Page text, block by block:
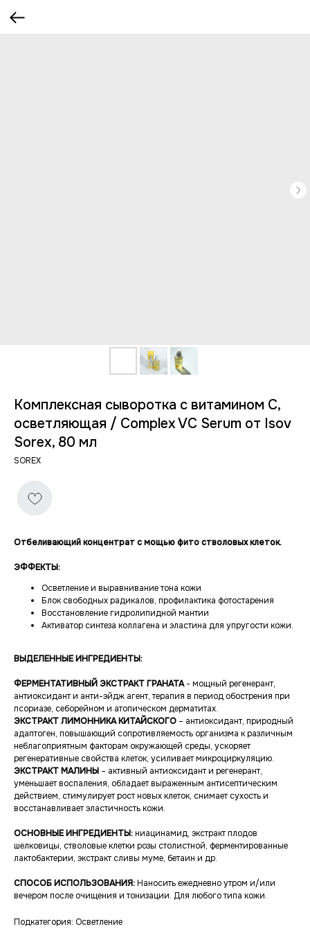
Комплексная сыворотка с витамином С,
осветляющая / Complex VC Serum от Isov
Sorex, 80 мл
SOREX
Отбеливающий концентрат с мощью фито стволовых клеток.
ЭФФЕКТЫ:
Осветление и выравнивание тона кожи
Блок свободных радикалов, профилактика фотостарения
Восстановление гидролипидной мантии
Активатор синтеза коллагена и эластина для упругости кожи.
ВЫДЕЛЕННЫЕ ИНГРЕДИЕНТЫ:
ФЕРМЕНТАТИВНЫЙ ЭКСТРАКТ ГРАНАТА- мощный регенерант,
антиоксидант и анти-эйдж агент, терапия в период обострения при
псориазе, себорейном и атопическом дерматитах.
ЭКСТРАКТ ЛИМОННИКА КИТАЙСКОГО – антиоксидант, природный
адаптоген, повышающий сопротивляемость организма к различным
неблагоприятным факторам окружающей среды, ускоряет
регенеративные свойства клеток, усиливает микроциркуляцию.
ЭКСТРАКТ МАЛИНЫ – активный антиоксидант и регенерант,
уменьшает воспаления, обладает выраженным антисептическим
действием, стимулирует рост новых клеток, снимает сухость и
восстанавливает эластичность кожи.
ОСНОВНЫЕ ИНГРЕДИЕНТЫ:ниацинамид, экстракт плодов
шелковицы, стволовые клетки розы столистной, ферментированные
лактобактерии, экстракт сливы муме, бетаин и др.
СПОСОБ ИСПОЛЬЗОВАНИЯ:Наносить ежедневно утром и/или
вечером после очищения и тонизации. Для любого типа кожи.
Подкатегория: Осветление